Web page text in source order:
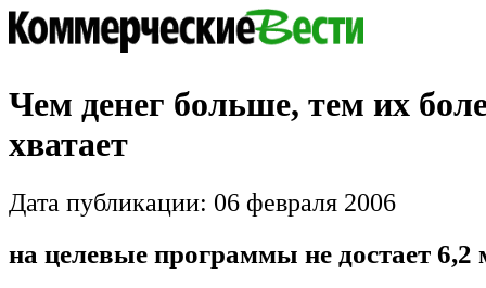
Чем денег больше, тем их
хватает
Дата публикации: 06 февраля 2006
на целевые программы не достает